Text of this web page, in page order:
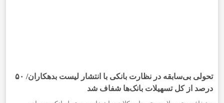
تحولی بی‌سابقه در نظارت بانکی با انتشار لیست بدهکاران/ ۵۰
درصد از کل تسهیلات بانک‌ها شفاف شد